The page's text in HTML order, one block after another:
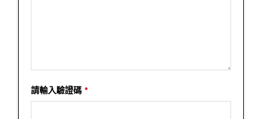
請輸入驗證碼 *